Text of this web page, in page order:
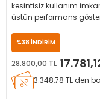
Dolgu Lastikleri
Dolgu Lastikleri
Kapağı
& Spreyler
kesintisiz kullanım
üstün performans
%38 İNDİRİM
28.800,00 TL
3.348,78 TL den